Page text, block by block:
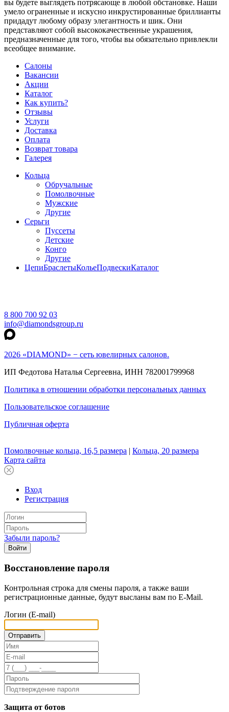
вы будете выглядеть потрясающе в любой обстановке. Наши
умело ограненные и искусно инкрустированные бриллианты
придадут любому образу элегантность и шик. Они
представляют собой высококачественные украшения,
предназначенные для того, чтобы вы обязательно привлекли
всеобщее внимание.
Салоны
Вакансии
Акции
Каталог
Как купить?
Отзывы
Услуги
Доставка
Оплата
Возврат товара
Галерея
Кольца
Обручальные
Помолвочные
Мужские
Другие
Серьги
Пуссеты
Детские
Конго
Другие
ЦепиБраслетыКольеПодвескиКаталог
8 800 700 92 03
info@diamondsgroup.ru
2026 «DIAMOND» − сеть ювелирных салонов.
ИП Федотова Наталья Сергеевна, ИНН 782001799968
Политика в отношении обработки персональных данных
Пользовательское соглашение
Публичная оферта
Помолвочные кольца, 16,5 размера | Кольца, 20 размера
Карта сайта
Вход
Регистрация
Забыли пароль?
Войти
Восстановление пароля
Контрольная строка для смены пароля, а также ваши
регистрационные данные, будут высланы вам по E-Mail.
Логин (E-mail)
Защита от ботов